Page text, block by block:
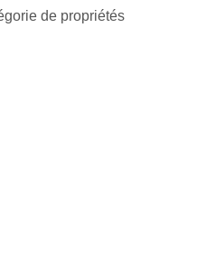
de propriétés